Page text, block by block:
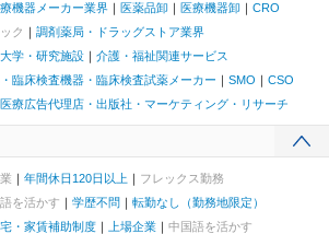
機器メーカー業界 医薬品卸 医療機器卸
CRO
ク
調剤薬局・ドラッグストア業界
大学・研究施設
介護・福祉関連サービス
臨床検査機器・臨床検査試薬メーカー SMO
CSO
医療広告代理店・出版社・マーケティング・リサーチ
年間休日120日以上
フレックス勤務
を活かす 学歴不問
転勤なし（勤務地限定）
・家賃補助制度 上場企業
中国語を活かす